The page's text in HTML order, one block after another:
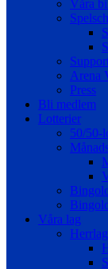
Våra
Arena
Press
Bli medlem
Lotterier
50/50-
Våra lag